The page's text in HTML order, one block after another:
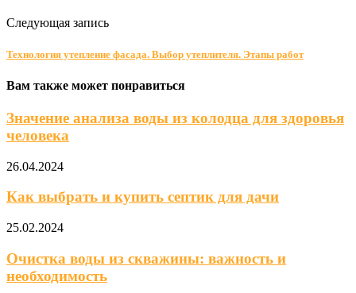
Следующая запись
Технология утепление фасада. Выбор утеплителя. Этапы работ
Вам также может понравиться
Значение анализа воды из колодца для здоровья
человека
26.04.2024
Как выбрать и купить септик для дачи
25.02.2024
Очистка воды из скважины: важность и
необходимость